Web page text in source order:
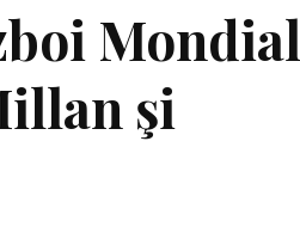
Mondial
şi